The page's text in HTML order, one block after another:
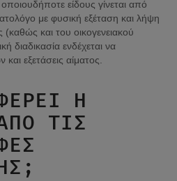
είδους γίνεται από
με φυσική εξέταση και λήψη
και του οικογενειακού
διαδικασία ενδέχεται να
εξετάσεις αίματος.
Η
ΤΙΣ